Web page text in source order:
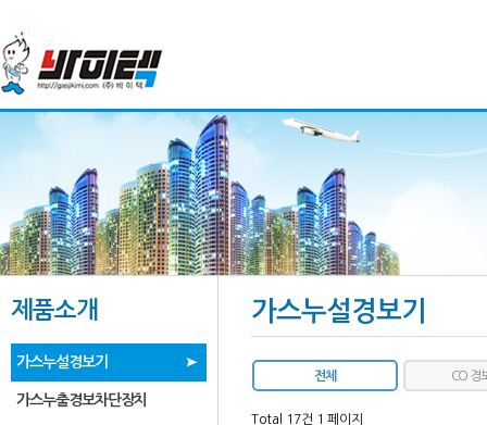
제품소개
가스누설경보기
가스누출경보차단장치
가스누설경보기
전체 CO 경
Total 17건 1 페이지